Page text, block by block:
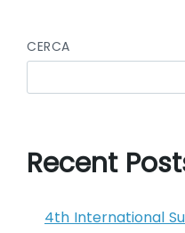
CERCA
Recent
4th International